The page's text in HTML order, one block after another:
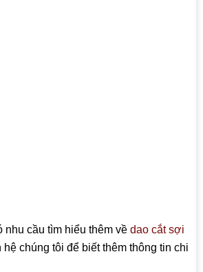
nhu cầu tìm hiểu thêm về dao cắt sợi
chúng tôi để biết thêm thông tin chi